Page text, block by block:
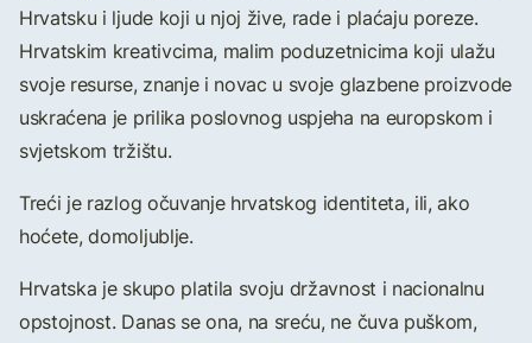
Hrvatsku i ljude koji u njoj žive, rade i plaćaju poreze.
Hrvatskim kreativcima, malim poduzetnicima koji ulažu
svoje resurse, znanje i novac u svoje glazbene proizvode
uskraćena je prilika poslovnog uspjeha na europskom i
svjetskom tržištu.
Treći je razlog očuvanje hrvatskog identiteta, ili, ako
hoćete, domoljublje.
Hrvatska je skupo platila svoju državnost i nacionalnu
opstojnost. Danas se ona, na sreću, ne čuva puškom,